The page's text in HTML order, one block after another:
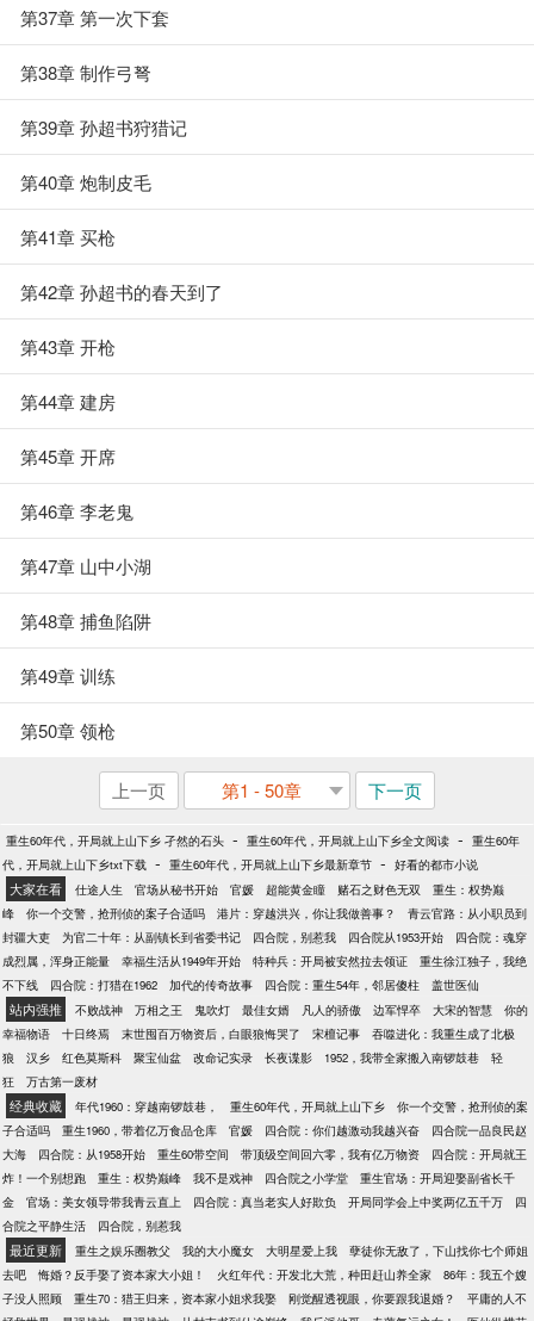
第37章 第一次下套
第38章 制作弓弩
第39章 孙超书狩猎记
第40章 炮制皮毛
第41章 买枪
第42章 孙超书的春天到了
第43章 开枪
第44章 建房
第45章 开席
第46章 李老鬼
第47章 山中小湖
第48章 捕鱼陷阱
第49章 训练
第50章 领枪
上一页 第1 - 50章 下一页
重生60年代，开局就上山下乡 孑然的石头 - 重生60年代，开局就上山下乡全文阅读 - 重生60年
代，开局就上山下乡txt下载 - 重生60年代，开局就上山下乡最新章节 - 好看的都市小说
大家在看 仕途人生 官场从秘书开始 官媛 超能黄金瞳 赌石之财色无双
重生：权势巅
峰
你一个交警，抢刑侦的案子合适吗 港片：穿越洪兴，你让我做善事？
青云官路：从小职员到
封疆大吏
为官二十年：从副镇长到省委书记 四合院，别惹我 四合院从1953开始
四合院：魂穿
成烈属，浑身正能量
幸福生活从1949年开始 特种兵：开局被安然拉去领证
重生徐江独子，我绝
不下线
四合院：打猎在1962 加代的传奇故事 四合院：重生54年，邻居傻柱 盖世医仙
站内强推 不败战神 万相之王 鬼吹灯 最佳女婿 凡人的骄傲 边军悍卒 大宋的智慧
你的
幸福物语
十日终焉 末世囤百万物资后，白眼狼悔哭了 宋檀记事
吞噬进化：我重生成了北极
狼
汉乡 红色莫斯科 聚宝仙盆 改命记实录 长夜谍影 1952，我带全家搬入南锣鼓巷
轻
狂
万古第一废材
经典收藏 年代1960：穿越南锣鼓巷， 重生60年代，开局就上山下乡
你一个交警，抢刑侦的案
子合适吗
重生1960，带着亿万食品仓库 官媛 四合院：你们越激动我越兴奋
四合院一品良民赵
大海
四合院：从1958开始 重生60带空间 带顶级空间回六零，我有亿万物资
四合院：开局就王
炸！一个别想跑
重生：权势巅峰 我不是戏神 四合院之小学堂
重生官场：开局迎娶副省长千
金
官场：美女领导带我青云直上 四合院：真当老实人好欺负 开局同学会上中奖两亿五千万
四
合院之平静生活
四合院，别惹我
最近更新 重生之娱乐圈教父 我的大小魔女 大明星爱上我
孽徒你无敌了，下山找你七个师姐
去吧
悔婚？反手娶了资本家大小姐！ 火红年代：开发北大荒，种田赶山养全家
86年：我五个嫂
子没人照顾
重生70：猎王归来，资本家小姐求我娶 刚觉醒透视眼，你要跟我退婚？
平庸的人不